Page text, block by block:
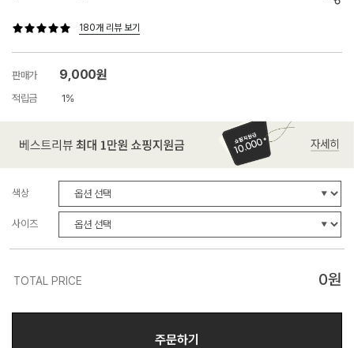
180개 리뷰 보기
판매가 9,000원
적립금 1%
색상
사이즈
TOTAL PRICE 0원
주문하기